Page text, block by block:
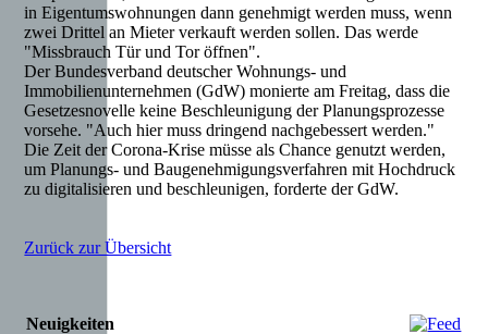
in Eigentumswohnungen dann genehmigt werden muss, wenn
zwei Drittel an Mieter verkauft werden sollen. Das werde
"Missbrauch Tür und Tor öffnen".
Der Bundesverband deutscher Wohnungs- und
Immobilienunternehmen (GdW) monierte am Freitag, dass die
Gesetzesnovelle keine Beschleunigung der Planungsprozesse
vorsehe. "Auch hier muss dringend nachgebessert werden."
Die Zeit der Corona-Krise müsse als Chance genutzt werden,
um Planungs- und Baugenehmigungsverfahren mit Hochdruck
zu digitalisieren und beschleunigen, forderte der GdW.
Zurück zur Übersicht
Neuigkeiten